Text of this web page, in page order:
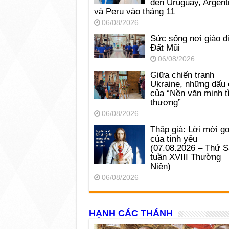
đến Uruguay,
và Peru vào tháng 11
06/08/2026
Sức sống nơi giáo
Đất Mũi
06/08/2026
Giữa chiến tranh
Ukraine, những dấu
của “Nền văn minh
thương”
06/08/2026
Thập giá: Lời mời
của tình yêu
(07.08.2026 – Thứ
tuần XVIII Thường
Niên)
06/08/2026
HẠNH CÁC THÁNH